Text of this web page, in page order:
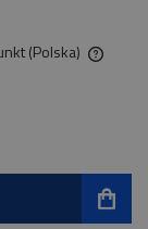
(Polska)